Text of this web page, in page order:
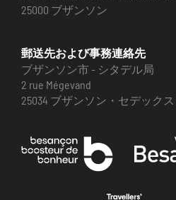
25000 ブザンソン
郵送先および事務連絡先
ブザンソン市 - シタデル局
2 rue Mégevand
25034 ブザンソン・セデックス